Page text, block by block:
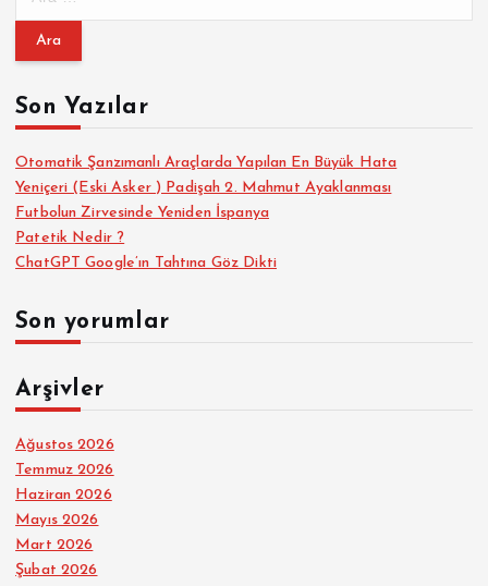
m
:Son Yazılar
Otomatik Şanzımanlı Araçlarda Yapılan En Büyük Hata
Yeniçeri (Eski Asker ) Padişah 2. Mahmut Ayaklanması
Futbolun Zirvesinde Yeniden İspanya
Patetik Nedir ?
ChatGPT Google’ın Tahtına Göz Dikti
Son yorumlar
Arşivler
Ağustos 2026
Temmuz 2026
Haziran 2026
Mayıs 2026
Mart 2026
Şubat 2026